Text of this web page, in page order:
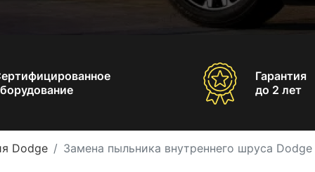
Гарантия
до 2 лет
Dodge Замена пыльника внутреннего шруса Dodge